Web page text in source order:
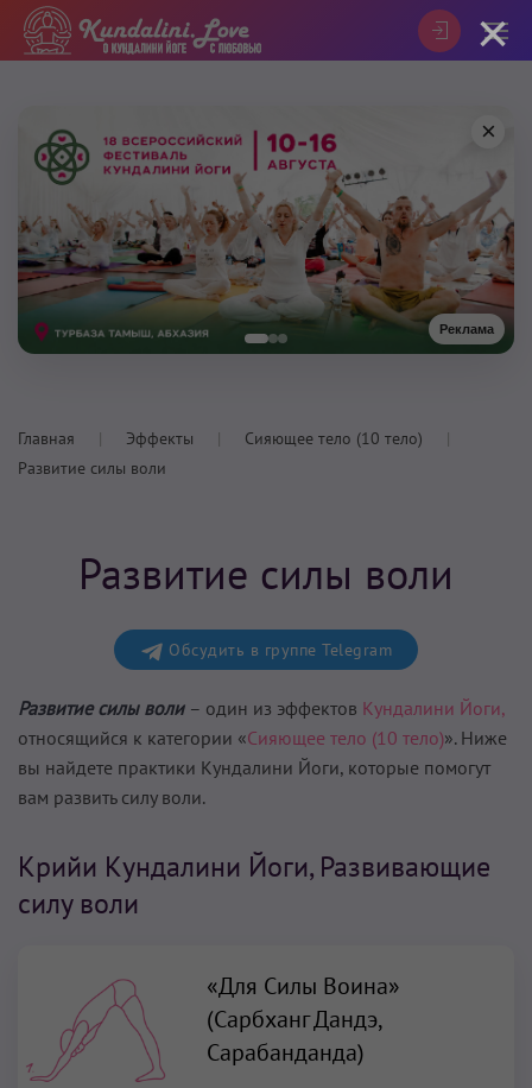
Реклама
×
Главная Эффекты
Сияющее тело (10 тело)
Развитие силы воли
Развитие силы воли
Обсудить в группе Telegram
Развитие силы воли – один из эффектов Кундалини Йоги,
относящийся к категории «Сияющее тело (10 тело)». Ниже
вы найдете практики Кундалини Йоги, которые помогут
вам развить силу воли.
Крийи Кундалини Йоги, Развивающие
силу воли
«Для Силы Воина»
(Сарбханг Дандэ,
Сарабанданда)
×